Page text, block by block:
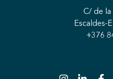
C/ de la
Escaldes-
+376